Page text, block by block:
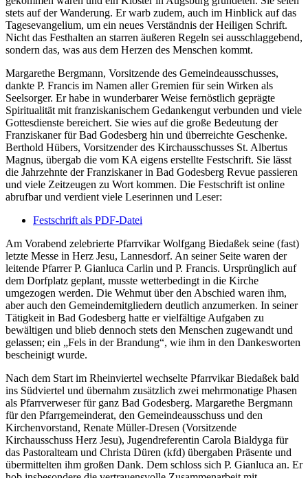
stets auf der Wanderung. Er warb zudem, auch im Hinblick auf das
Tagesevangelium, um ein neues Verständnis der Heiligen Schrift.
Nicht das Festhalten an starren äußeren Regeln sei ausschlaggebend,
sondern das, was aus dem Herzen des Menschen kommt.
Margarethe Bergmann, Vorsitzende des Gemeindeausschusses,
dankte P. Francis im Namen aller Gremien für sein Wirken als
Seelsorger. Er habe in wunderbarer Weise fernöstlich geprägte
Spiritualität mit franziskanischem Gedankengut verbunden und viele
Gottesdienste bereichert. Sie wies auf die große Bedeutung der
Franziskaner für Bad Godesberg hin und überreichte Geschenke.
Berthold Hübers, Vorsitzender des Kirchausschusses St. Albertus
Magnus, übergab die vom KA eigens erstellte Festschrift. Sie lässt
die Jahrzehnte der Franziskaner in Bad Godesberg Revue passieren
und viele Zeitzeugen zu Wort kommen. Die Festschrift ist online
abrufbar und verdient viele Leserinnen und Leser:
Festschrift als PDF-Datei
Am Vorabend zelebrierte Pfarrvikar Wolfgang Biedaßek seine (fast)
letzte Messe in Herz Jesu, Lannesdorf. An seiner Seite waren der
leitende Pfarrer P. Gianluca Carlin und P. Francis. Ursprünglich auf
dem Dorfplatz geplant, musste wetterbedingt in die Kirche
umgezogen werden. Die Wehmut über den Abschied waren ihm,
aber auch den Gemeindemitgliedern deutlich anzumerken. In seiner
Tätigkeit in Bad Godesberg hatte er vielfältige Aufgaben zu
bewältigen und blieb dennoch stets den Menschen zugewandt und
gelassen; ein „Fels in der Brandung“, wie ihm in den Dankesworten
bescheinigt wurde.
Nach dem Start im Rheinviertel wechselte Pfarrvikar Biedaßek bald
ins Südviertel und übernahm zusätzlich zwei mehrmonatige Phasen
als Pfarrverweser für ganz Bad Godesberg. Margarethe Bergmann
für den Pfarrgemeinderat, den Gemeindeausschuss und den
Kirchenvorstand, Renate Müller-Dresen (Vorsitzende
Kirchausschuss Herz Jesu), Jugendreferentin Carola Bialdyga für
das Pastoralteam und Christa Düren (kfd) übergaben Präsente und
übermittelten ihm großen Dank. Dem schloss sich P. Gianluca an. Er